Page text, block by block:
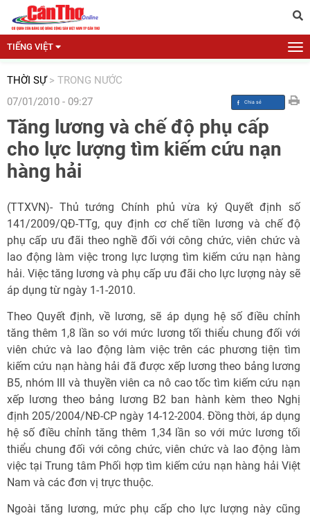
TIẾNG VIỆT
THỜI SỰ > TRONG NƯỚC
07/01/2010 - 09:27
Tăng lương và chế độ phụ cấp
cho lực lượng tìm kiếm cứu nạn
hàng hải
(TTXVN)- Thủ tướng Chính phủ vừa ký Quyết định số
141/2009/QĐ-TTg, quy định cơ chế tiền lương và chế độ
phụ cấp ưu đãi theo nghề đối với công chức, viên chức và
lao động làm việc trong lực lượng tìm kiếm cứu nạn hàng
hải. Việc tăng lương và phụ cấp ưu đãi cho lực lượng này sẽ
áp dụng từ ngày 1-1-2010.
Theo Quyết định, về lương, sẽ áp dụng hệ số điều chỉnh
tăng thêm 1,8 lần so với mức lương tối thiểu chung đối với
viên chức và lao động làm việc trên các phương tiện tìm
kiếm cứu nạn hàng hải đã được xếp lương theo bảng lương
B5, nhóm III và thuyền viên ca nô cao tốc tìm kiếm cứu nạn
xếp lương theo bảng lương B2 ban hành kèm theo Nghị
định 205/2004/NĐ-CP ngày 14-12-2004. Đồng thời, áp dụng
hệ số điều chỉnh tăng thêm 1,34 lần so với mức lương tối
thiểu chung đối với công chức, viên chức và lao động làm
việc tại Trung tâm Phối hợp tìm kiếm cứu nạn hàng hải Việt
Nam và các đơn vị trực thuộc.
Ngoài tăng lương, mức phụ cấp cho lực lượng này cũng